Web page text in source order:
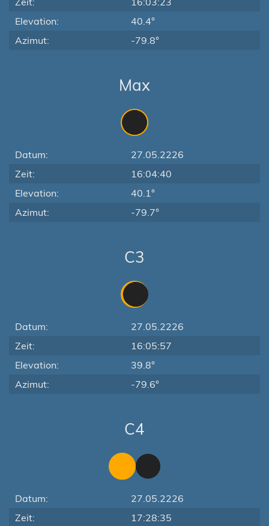
Elevation:
40.4°
Azimut:
-79.8°
Max
Datum:
27.05.2226
Zeit:
16:04:40
Elevation:
40.1°
Azimut:
-79.7°
C3
Datum:
27.05.2226
Zeit:
16:05:57
Elevation:
39.8°
Azimut:
-79.6°
C4
Datum:
27.05.2226
Zeit:
17:28:35